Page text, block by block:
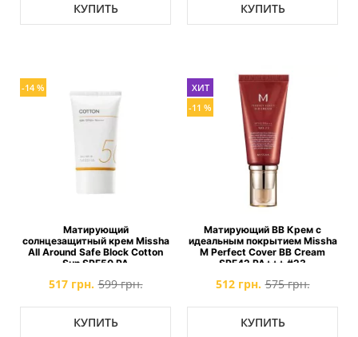
КУПИТЬ КУПИТЬ
-14 %
Матирующий
солнцезащитный крем Missha
All Around Safe Block Cotton
Sun SPF50 PA
517 грн. 599 грн.
КУПИТЬ
ХИТ
-11 %
Матирующий ВВ Крем с
идеальным покрытием Missha
M Perfect Cover BB Cream
SPF42 PA+++ #23
512 грн. 575 грн.
КУПИТЬ